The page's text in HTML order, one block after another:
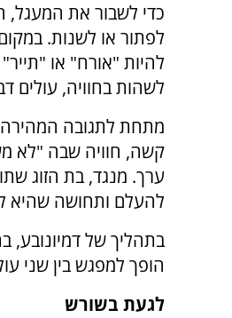
כדי לשבור את המעגל,
לפתור או לשנות.
להיות "אורח" או
לשהות בחוויה, עולים
מתחת לתגובה
קשה, חוויה שבה "לא
ערך. מנגד, בת הזוג
להעלם ותחושה שהיא
בתהליך של דמיונובע,
הופך למפגש בין שני
לגעת בשורש